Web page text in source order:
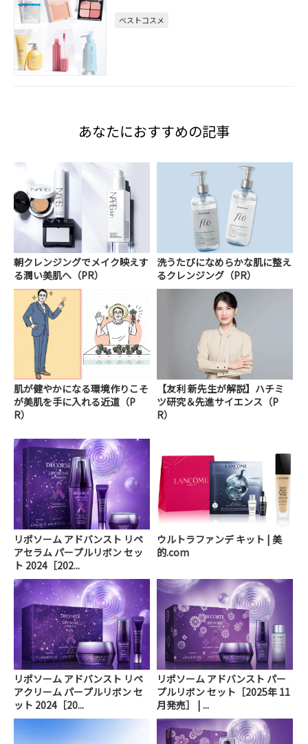
ベストコスメ
あなたにおすすめの記事
朝クレンジングでメイク映えす
る潤い美肌へ（PR）
洗うたびになめらかな肌に整え
るクレンジング（PR）
肌が健やかになる環境作りこそ
が美肌を手に入れる近道（P
R）
【友利 新先生が解説】ハチミ
ツ研究＆先進サイエンス（P
R）
リポソーム アドバンスト リペ
アセラム パープルリボン セッ
ト 2024［202...
ウルトラファンデ キット | 美
的.com
リポソーム アドバンスト リペ
アクリーム パープルリボン セ
ット 2024［20...
リポソーム アドバンスト パー
プルリボン セット［2025年 11
月発売］ | ...